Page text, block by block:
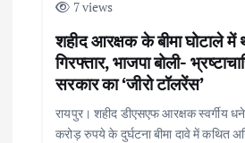
7 views
शहीद आरक्षक के बीमा घोटाले में
गिरफ्तार, भाजपा बोली-
सरकार का ‘जीरो टॉलरेंस’
रायपुर। शहीद डीएसएफ आरक्षक स्वर्गीय
करोड़ रुपये के दुर्घटना बीमा दावे में कथित